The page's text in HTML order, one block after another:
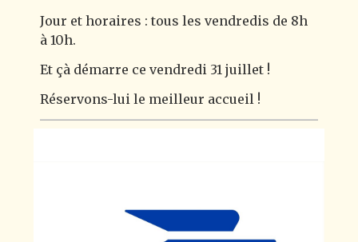
Jour et horaires : tous les vendredis de 8h
à 10h.
Et çà démarre ce vendredi 31 juillet !
Réservons-lui le meilleur accueil !